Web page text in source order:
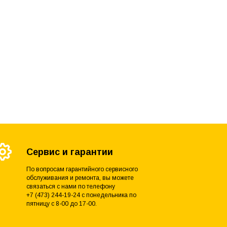
Сервис и гарантии
По вопросам гарантийного сервисного
обслуживания и ремонта, вы можете
связаться с нами по телефону
+7 (473) 244-19-24 с понедельника по
пятницу с 8-00 до 17-00.